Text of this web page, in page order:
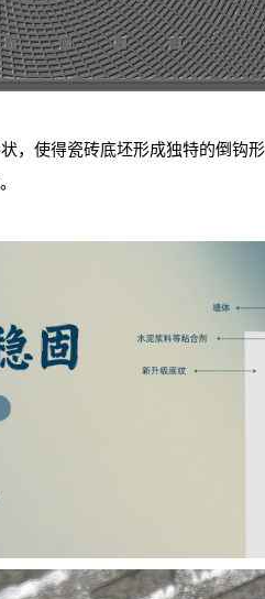
，使得瓷砖底坯形成独特的倒钩